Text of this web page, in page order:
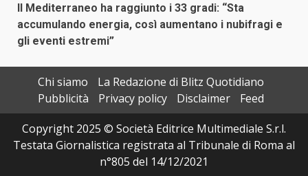
Il Mediterraneo ha raggiunto i 33 gradi: “Sta
accumulando energia, così aumentano i nubifragi e
gli eventi estremi”
Chi siamo
La Redazione di Blitz Quotidiano
Pubblicità
Privacy policy Disclaimer
Feed
Copyright 2025 © Società Editrice Multimediale S.r.l.
Testata Giornalistica registrata al Tribunale di Roma al
n°805 del 14/12/2021